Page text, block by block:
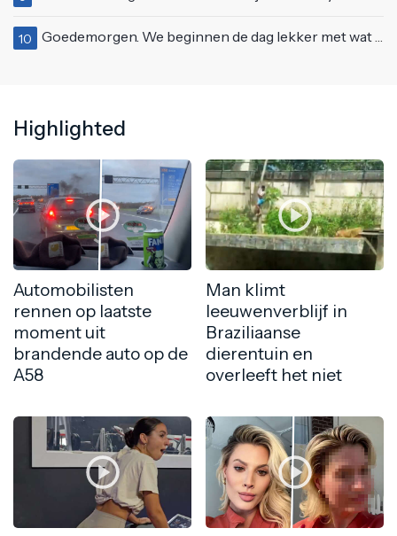
10 Goedemorgen. We beginnen de dag lekker met wat rek- en strekoefeningen
Highlighted
Automobilisten
rennen op laatste
moment uit
brandende auto op de
A58
Man klimt
leeuwenverblijf in
Braziliaanse
dierentuin en
overleeft het niet